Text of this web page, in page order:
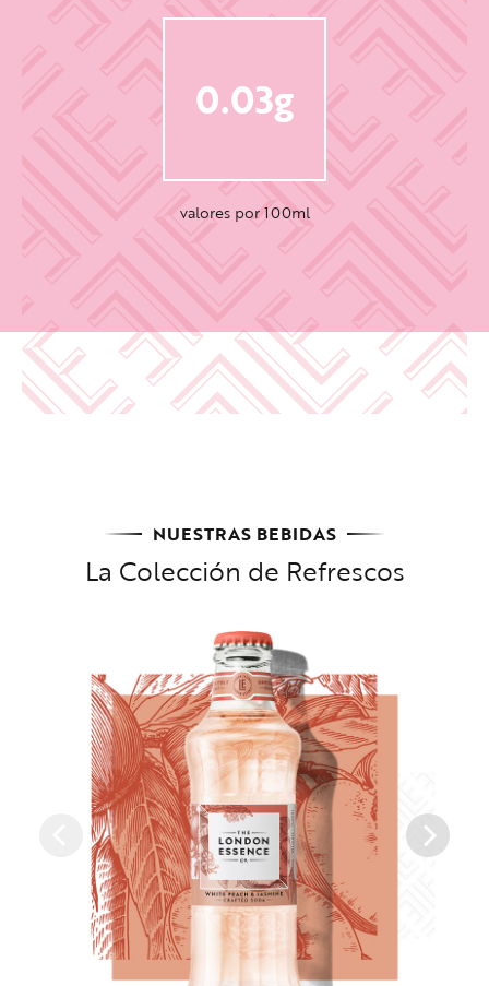
0.03g
valores por 100ml
NUESTRAS BEBIDAS
La Colección de Refrescos